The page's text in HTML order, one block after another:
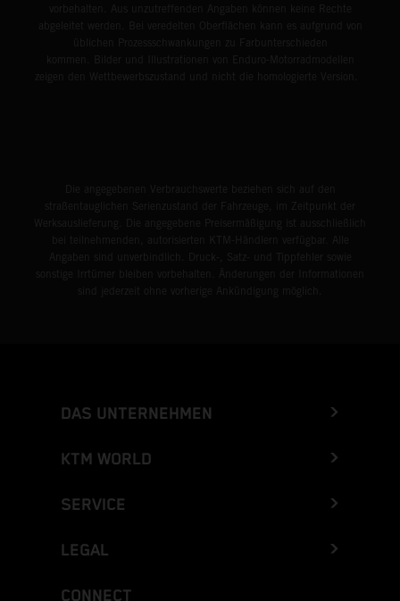
DAS UNTERNEHMEN
KTM WORLD
SERVICE
LEGAL
CONNECT